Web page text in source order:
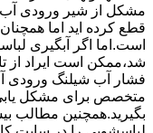
مشکل از شیر ورودی آب
قطع کرده اید اما
است.اما اگر آبگیری
شد،ممکن است ایراد از
فشار آب شیلنگ ورودی
متخصص برای مشکل
بگیرید.همچنین مطالب